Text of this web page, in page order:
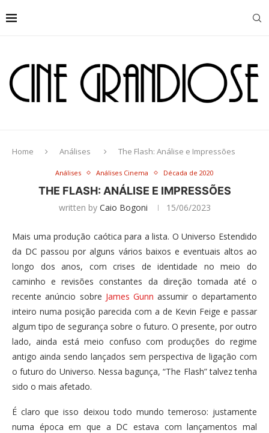
Home Análises The Flash: Análise e Impressões
Análises Análises Cinema Década de 2020
THE FLASH: ANÁLISE E IMPRESSÕES
written by Caio Bogoni 15/06/2023
Mais uma produção caótica para a lista. O Universo Estendido
da DC passou por alguns vários baixos e eventuais altos ao
longo dos anos, com crises de identidade no meio do
caminho e revisões constantes da direção tomada até o
recente anúncio sobre James Gunn assumir o departamento
inteiro numa posição parecida com a de Kevin Feige e passar
algum tipo de segurança sobre o futuro. O presente, por outro
lado, ainda está meio confuso com produções do regime
antigo ainda sendo lançados sem perspectiva de ligação com
o futuro do Universo. Nessa bagunça, “The Flash” talvez tenha
sido o mais afetado.
É claro que isso deixou todo mundo temeroso: justamente
numa época em que a DC estava com lançamentos mal